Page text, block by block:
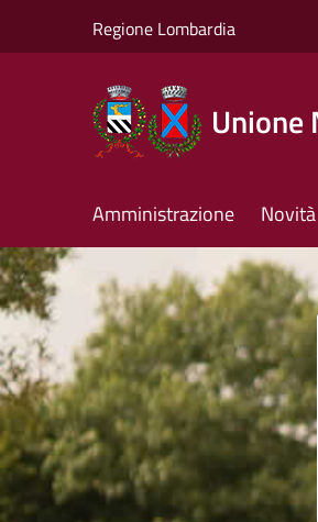
Regione Lombardia
Unione
Amministrazione Novità